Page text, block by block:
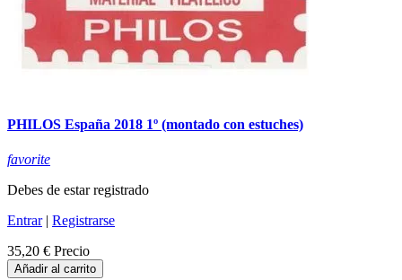
PHILOS España 2018 1º (montado con estuches)
favorite
Debes de estar registrado
Entrar| Registrarse
35,20 € Precio
Añadir al carrito